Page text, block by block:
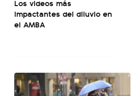
Los videos más
impactantes del diluvio en
el AMBA